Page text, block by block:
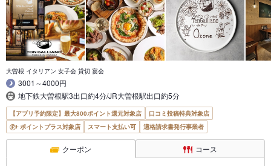
大曽根 イタリアン 女子会 貸切 宴会
3001～4000円
地下鉄大曽根駅3出口約4分/JR大曽根駅出口約5分
【アプリ予約限定】最大800ポイント還元対象店
口コミ投稿特典対象店
ポイントプラス対象店
スマート支払い可 適格請求書発行事業者
クーポン コース